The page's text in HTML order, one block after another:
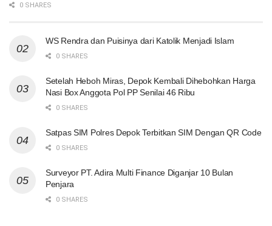
0 SHARES
WS Rendra dan Puisinya dari Katolik Menjadi Islam
0 SHARES
Setelah Heboh Miras, Depok Kembali Dihebohkan Harga
Nasi Box Anggota Pol PP Senilai 46 Ribu
0 SHARES
Satpas SIM Polres Depok Terbitkan SIM Dengan QR Code
0 SHARES
Surveyor PT. Adira Multi Finance Diganjar 10 Bulan
Penjara
0 SHARES